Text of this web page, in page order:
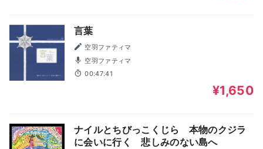
言葉
空羽ファティマ
空羽ファティマ
00:47:41
¥1,650
ナイルとちびっこくじら 本物のクジラ
に会いに行く 悲しみのない島へ